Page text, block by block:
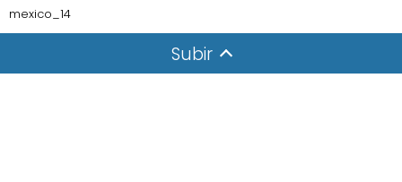
mexico_14
Subir